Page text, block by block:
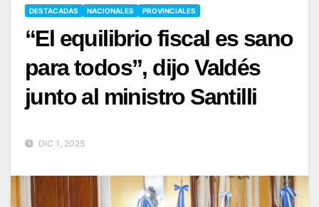
DESTACADAS NACIONALES PROVINCIALES
“El equilibrio fiscal es sano
para todos”, dijo Valdés
junto al ministro Santilli
DIC 1, 2025